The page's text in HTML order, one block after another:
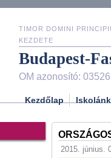
TIMOR DOMINI
KEZDETE
Budapest-
OM azonosító:
Kezdőlap
2015. június.